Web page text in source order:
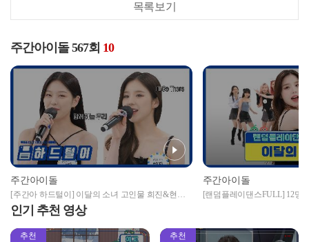
목록보기
주간아이돌 567회 10
주간아이돌
[주간아 하드털이] 이달의 소녀 고인물 희진&현진
주간아이돌
[랜덤플레이댄스FULL] 12명
인기 추천 영상
추천 추천